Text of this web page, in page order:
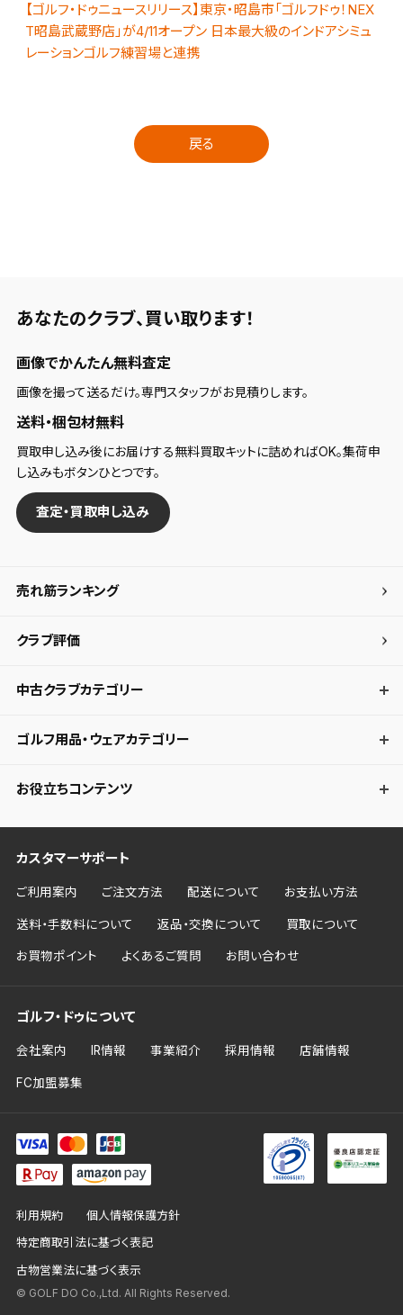
【ゴルフ・ドゥニュースリリース】東京・昭島市「ゴルフドゥ！NEX
T昭島武蔵野店」が4/11オープン 日本最大級のインドアシミュ
レーションゴルフ練習場と連携
戻る
あなたのクラブ、 買い取ります！
画像でかんたん無料査定
画像を撮って送るだけ。専門スタッフがお見積りします。
送料・梱包材無料
買取申し込み後にお届けする無料買取キットに詰めればOK。集荷申
し込みもボタンひとつです。
査定・買取申し込み
売れ筋ランキング
クラブ評価
中古クラブカテゴリー
ゴルフ用品・ウェアカテゴリー
お役立ちコンテンツ
カスタマーサポート
ご利用案内 ご注文方法 配送について お支払い方法
送料・手数料について 返品・交換について 買取について
お買物ポイント よくあるご質問 お問い合わせ
ゴルフ・ドゥについて
会社案内 IR情報 事業紹介 採用情報 店舗情報
FC加盟募集
利用規約 個人情報保護方針
特定商取引法に基づく表記
古物営業法に基づく表示
© GOLF DO Co.,Ltd. All Rights Reserved.